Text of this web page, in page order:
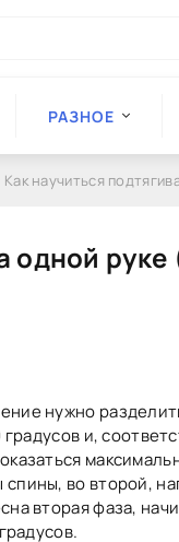
РАЗНОЕ
Как научиться
одной руке
нужно
градусов и,
во второй,
вторая фаза,